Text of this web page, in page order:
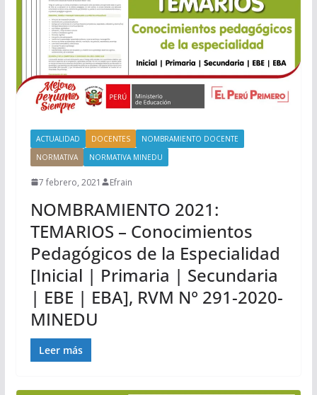
ACTUALIDAD DOCENTES
NOMBRAMIENTO DOCENTE
NORMATIVA
NORMATIVA MINEDU
7 febrero, 2021 Efrain
NOMBRAMIENTO 2021:
TEMARIOS – Conocimientos
Pedagógicos de la Especialidad
[Inicial | Primaria | Secundaria
| EBE | EBA], RVM N° 291-2020-
MINEDU
Leer más